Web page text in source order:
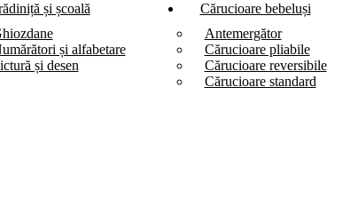
și școală
și alfabetare
și desen
Cărucioare bebeluși
Antemergător
Cărucioare pliabile
Cărucioare reversibile
Cărucioare standard